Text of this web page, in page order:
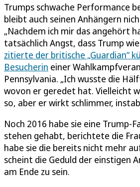
Trumps schwache Performance
bleibt auch seinen Anhängern
„Nachdem ich mir das angehört
tatsächlich Angst, dass Trump
zitierte der britische „Guardian“
Besucherin einer
Pennsylvania. „Ich wusste die
wovon er geredet hat. Vielleicht
so, aber er wirkt schlimmer,
Noch 2016 habe sie eine Trump-
stehen gehabt, berichtete die
habe sie die bereits nicht mehr
scheint die Geduld der einstigen
am Ende zu sein.